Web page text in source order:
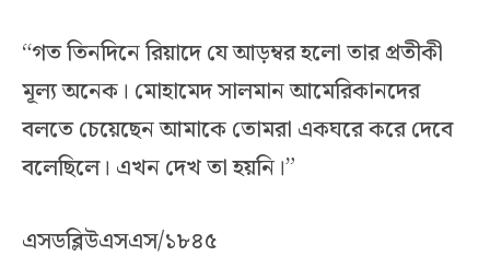
“গত তিনদিনে রিয়াদে যে আড়ম্বর হলো তার প্রতীকী
মূল্য অনেক। মোহামেদ সালমান আমেরিকানদের
বলতে চেয়েছেন আমাকে তোমরা একঘরে করে দেবে
বলেছিলে। এখন দেখ তা হয়নি।”
এসডব্লিউএসএস/১৮৪৫